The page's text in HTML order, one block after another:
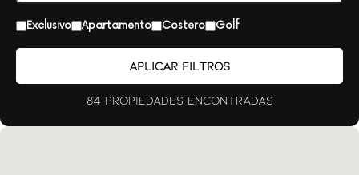
Exclusivo Apartamento Costero Golf
Aplicar filtros
84 Propiedades encontradas